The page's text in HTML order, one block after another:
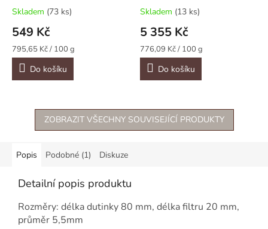
Skladem (73 ks)
549 Kč
Měrná
cena:
795,65 Kč / 100 g
Do košíku
Skladem (13 ks)
5 355 Kč
Měrná
cena:
776,09 Kč / 100 g
Do košíku
ZOBRAZIT VŠECHNY SOUVISEJÍCÍ PRODUKTY
Popis Podobné (1) Diskuze
Detailní popis produktu
Rozměry: délka dutinky 80 mm, délka filtru 20 mm,
průměr 5,5mm